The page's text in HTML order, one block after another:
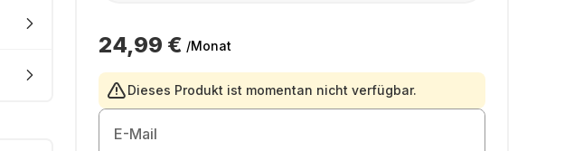
24,99 € /Monat
Dieses Produkt ist momentan nicht verfügbar.
E-Mail